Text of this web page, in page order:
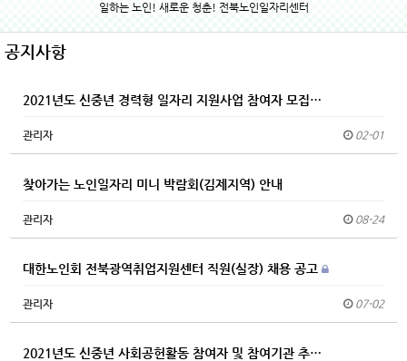
일하는 노인! 새로운 청춘! 전북노인일자리센터
공지사항
2021년도 신중년 경력형 일자리 지원사업 참여자 모집…
관리자 02-01
찾아가는 노인일자리 미니 박람회(김제지역) 안내
관리자 08-24
대한노인회 전북광역취업지원센터 직원(실장) 채용 공고
관리자 07-02
2021년도 신중년 사회공헌활동 참여자 및 참여기관 추…